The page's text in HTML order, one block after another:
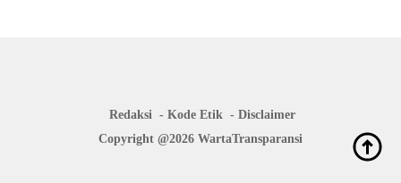
Redaksi Kode Etik
Disclaimer
Copyright @2026 WartaTransparansi